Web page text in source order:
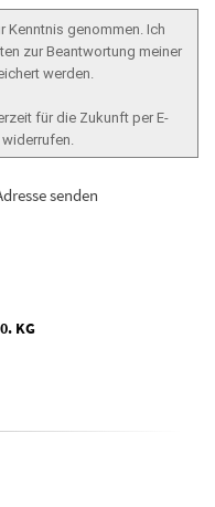
Kenntnis genommen. Ich
werden.
für die Zukunft per E-
widerrufen.
senden
KG